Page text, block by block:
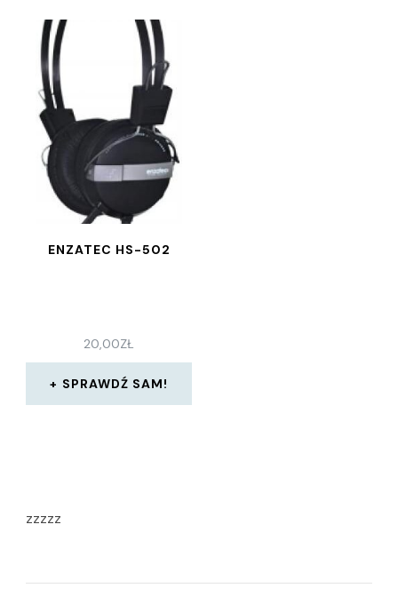
ENZATEC HS-502
20,00ZŁ
SPRAWDŹ SAM!
zzzzz